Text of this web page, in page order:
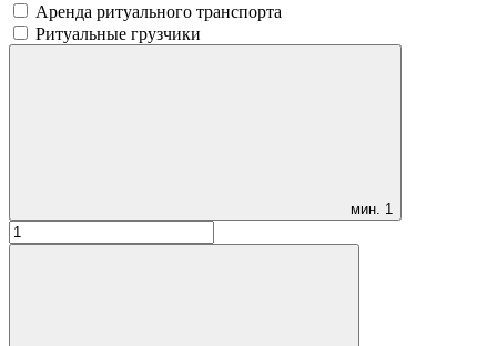
Аренда ритуального транспорта
Ритуальные грузчики
мин. 1